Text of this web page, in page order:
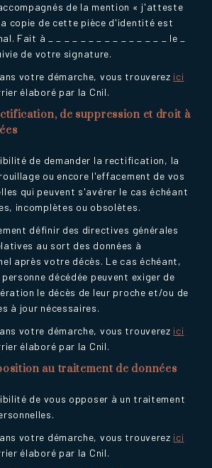
de la mention « j'atteste
copie de cette pièce d'identité est
Fait à _ _ _ _ _ _ _ _ _ _ _ _ _ _ _ le _
de votre signature.
votre démarche, vous trouverez ici
élaboré par la Cnil.
de suppression et droit à
de demander la rectification, la
ou encore l'effacement de vos
qui peuvent s'avérer le cas échéant
incomplètes ou obsolètes.
définir des directives générales
au sort des données à
après votre décès. Le cas échéant,
décédée peuvent exiger de
le décès de leur proche et/ou de
à jour nécessaires.
votre démarche, vous trouverez ici
élaboré par la Cnil.
au traitement de données
de vous opposer à un traitement
votre démarche, vous trouverez ici
élaboré par la Cnil.